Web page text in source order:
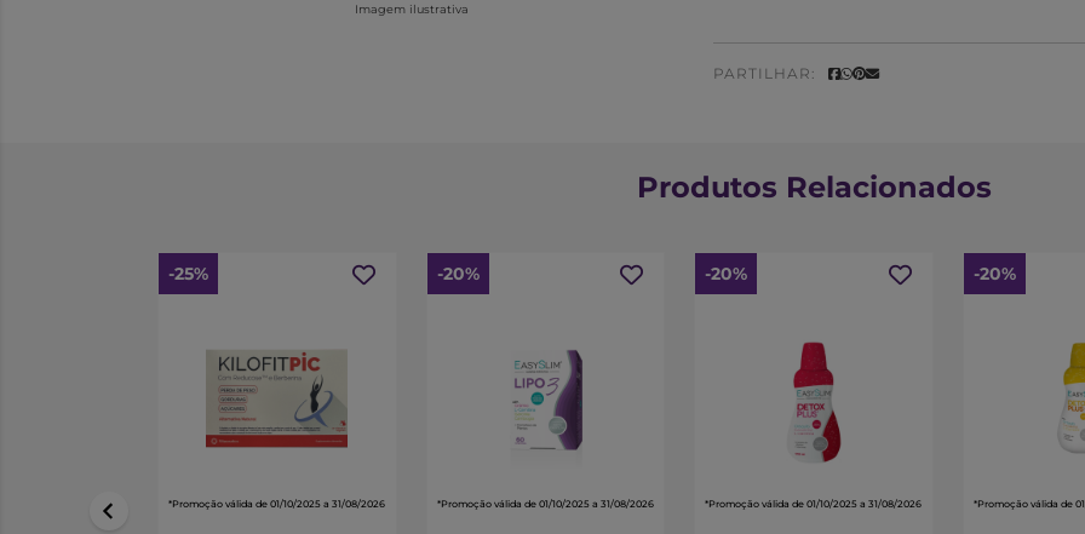
Imagem ilustrativa
PARTILHAR:
Produtos Relacionados
-25%
*Promoção válida de 01/10/2025 a 31/08/2026
-20%
*Promoção válida de 01/10/2025 a 31/08/2026
-20%
*Promoção válida de 01/10/2025 a 31/08/2026
-20%
*Promoção válida de